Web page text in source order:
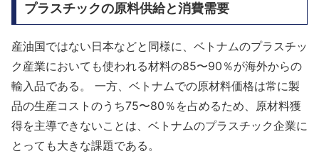
プラスチックの原料供給と消費需要
産油国ではない日本などと同様に、ベトナムのプラスチッ
ク産業においても使われる材料の85〜90％が海外からの
輸入品である。 一方、ベトナムでの原材料価格は常に製
品の生産コストのうち75〜80％を占めるため、原材料獲
得を主導できないことは、ベトナムのプラスチック企業に
とっても大きな課題である。